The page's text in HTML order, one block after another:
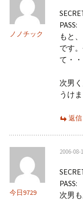
ノノチック
PASS:
もと
です
て・・
次男
うけ
返信
今日9729
2006-08-
PASS:
次男